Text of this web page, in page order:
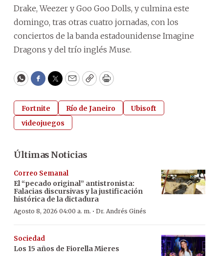
Drake, Weezer y Goo Goo Dolls, y culmina este
domingo, tras otras cuatro jornadas, con los
conciertos de la banda estadounidense Imagine
Dragons y del trío inglés Muse.
WhatsApp
Facebook
Twitter
EmailCopyPrint
Fortnite Río de Janeiro
Ubisoft
videojuegos
Últimas Noticias
Correo Semanal
El “pecado original” antistronista:
Falacias discursivas y la justificación
histórica de la dictadura
Agosto 8, 2026 04:00 a. m. · Dr. Andrés Ginés
Sociedad
Los 15 años de Fiorella Mieres